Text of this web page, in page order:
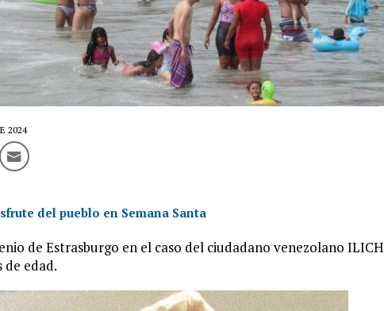
2024
del pueblo en Semana Santa
de Estrasburgo en el caso del ciudadano venezolano ILICH
de edad.